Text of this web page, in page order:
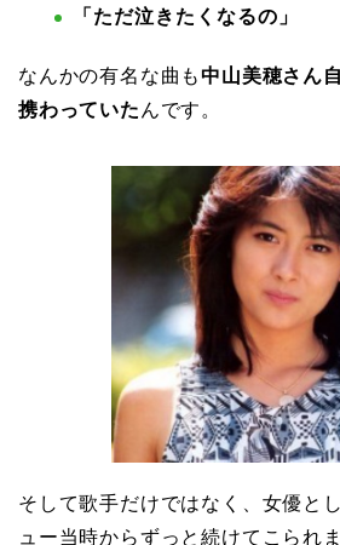
「ただ泣きたくなるの」
なんかの有名な曲も中山美穂さん
携わっていた んです。
そして歌手だけではなく、女優と
ュー当時からずっと続けてこられま